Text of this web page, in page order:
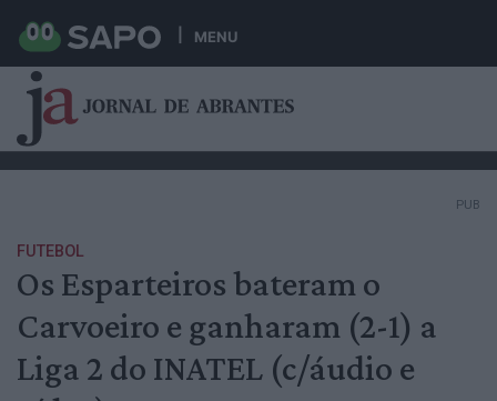
MENU
PUB
FUTEBOL
Os Esparteiros bateram o
Carvoeiro e ganharam (2-1) a
Liga 2 do INATEL (c/áudio e